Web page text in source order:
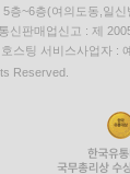
층~6층(여의도동,일신
신판매업신고 : 제
스팅 서비스사업자 :
Reserved.